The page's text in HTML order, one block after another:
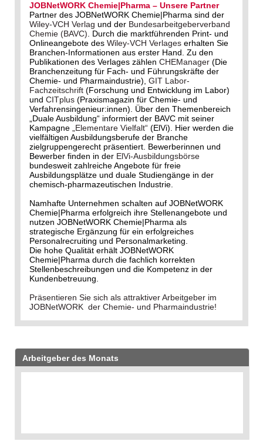
JOBNetWORK Chemie|Pharma – Unsere Partner
Partner des JOBNetWORK Chemie|Pharma sind der
Wiley-VCH Verlag und der Bundesarbeitgeberverband
Chemie (BAVC). Durch die marktführenden Print- und
Onlineangebote des Wiley-VCH Verlages erhalten Sie
Branchen-Informationen aus erster Hand. Zu den
Publikationen des Verlages zählen CHEManager (Die
Branchenzeitung für Fach- und Führungskräfte der
Chemie- und Pharmaindustrie), GIT Labor-
Fachzeitschrift (Forschung und Entwicklung im Labor)
und CITplus (Praxismagazin für Chemie- und
Verfahrensingenieur:innen). Über den Themenbereich
„Duale Ausbildung“ informiert der BAVC mit seiner
Kampagne „Elementare Vielfalt“ (ElVi). Hier werden die
vielfältigen Ausbildungsberufe der Branche
zielgruppengerecht präsentiert. Bewerberinnen und
Bewerber finden in der ElVi-Ausbildungsbörse
bundesweit zahlreiche Angebote für freie
Ausbildungsplätze und duale Studiengänge in der
chemisch-pharmazeutischen Industrie.
Namhafte Unternehmen schalten auf JOBNetWORK
Chemie|Pharma erfolgreich ihre Stellenangebote und
nutzen JOBNetWORK Chemie|Pharma als
strategische Ergänzung für ein erfolgreiches
Personalrecruiting und Personalmarketing.
Die hohe Qualität erhält JOBNetWORK
Chemie|Pharma durch die fachlich korrekten
Stellenbeschreibungen und die Kompetenz in der
Kundenbetreuung.
Präsentieren Sie sich als attraktiver Arbeitgeber im
JOBNetWORK der Chemie- und Pharmaindustrie!
Arbeitgeber des Monats